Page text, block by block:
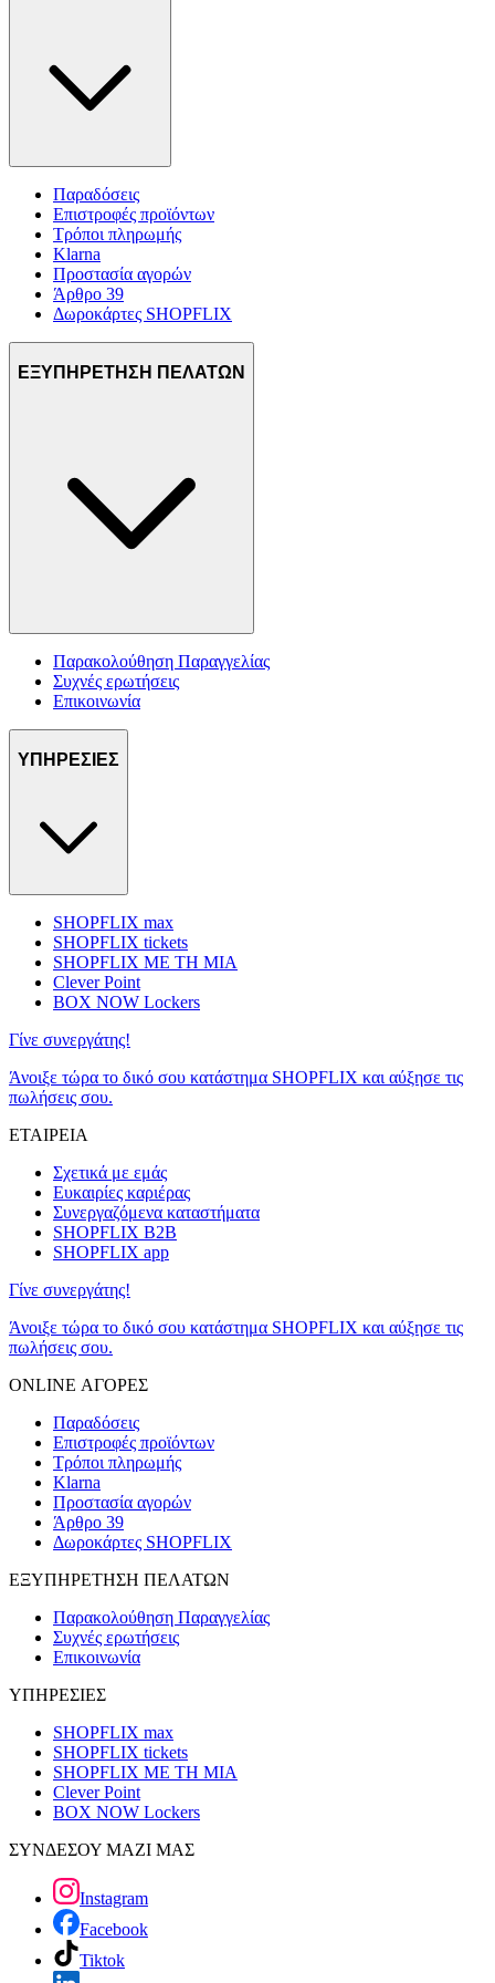
πληροφορίες σχετικά με την από μέρους σας χρήση της
τοποθεσίας μας στους συνεργάτες μέσων κοινωνικής
Παραδόσεις
Επιστροφές προϊόντων
Τρόποι πληρωμής
Klarna
Προστασία αγορών
Άρθρο 39
Δωροκάρτες SHOPFLIX
ΕΞΥΠΗΡΕΤΗΣΗ ΠΕΛΑΤΩΝ
Παρακολούθηση Παραγγελίας
Συχνές ερωτήσεις
Επικοινωνία
ΥΠΗΡΕΣΙΕΣ
SHOPFLIX max
SHOPFLIX tickets
SHOPFLIX ΜΕ ΤΗ ΜΙΑ
Clever Point
BOX NOW Lockers
Γίνε συνεργάτης!
Άνοιξε τώρα το δικό σου κατάστημα SHOPFLIX και αύξησε τις
πωλήσεις σου.
ΕΤΑΙΡΕΙΑ
Σχετικά με εμάς
Ευκαιρίες καριέρας
Συνεργαζόμενα καταστήματα
SHOPFLIX B2B
SHOPFLIX app
Γίνε συνεργάτης!
Άνοιξε τώρα το δικό σου κατάστημα SHOPFLIX και αύξησε τις
πωλήσεις σου.
ONLINE ΑΓΟΡΕΣ
Παραδόσεις
Επιστροφές προϊόντων
Τρόποι πληρωμής
Klarna
Προστασία αγορών
Άρθρο 39
Δωροκάρτες SHOPFLIX
ΕΞΥΠΗΡΕΤΗΣΗ ΠΕΛΑΤΩΝ
Παρακολούθηση Παραγγελίας
Συχνές ερωτήσεις
Επικοινωνία
ΥΠΗΡΕΣΙΕΣ
SHOPFLIX max
SHOPFLIX tickets
SHOPFLIX ΜΕ ΤΗ ΜΙΑ
Clever Point
BOX NOW Lockers
ΣΥΝΔΕΣΟΥ ΜΑΖΙ ΜΑΣ
Instagram
Facebook
Tiktok